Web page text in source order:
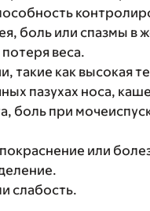
боль или спазмы
веса.
такие как высокая
пазухах носа,
боль при
или
слабость.